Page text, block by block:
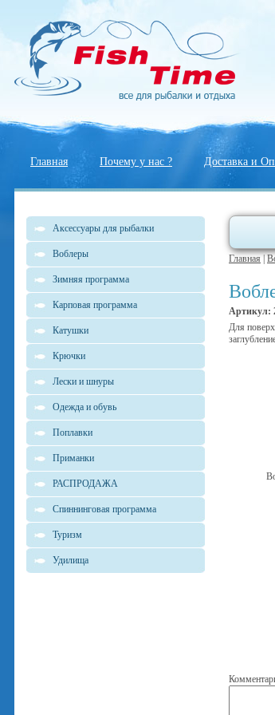
Главная Почему у нас ? Доставка и
Аксессуары для рыбалки
Воблеры
Зимняя программа
Карповая программа
Катушки
Крючки
Лески и шнуры
Одежда и обувь
Поплавки
Приманки
РАСПРОДАЖА
Спиннинговая программа
Туризм
Удилища
Главная
Артикул:
Для